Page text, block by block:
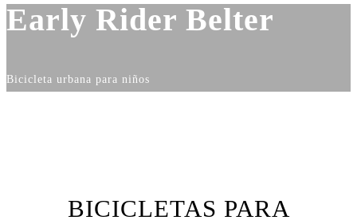
Early Rider Belter
Bicicleta urbana para niños
BICICLETAS PARA